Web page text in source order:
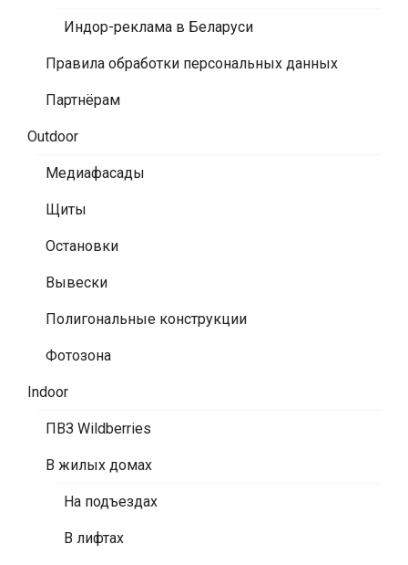
Индор-реклама в Беларуси
Правила обработки персональных данных
Партнёрам
Outdoor
Медиафасады
Щиты
Остановки
Вывески
Полигональные конструкции
Фотозона
Indoor
ПВЗ Wildberries
В жилых домах
На подъездах
В лифтах